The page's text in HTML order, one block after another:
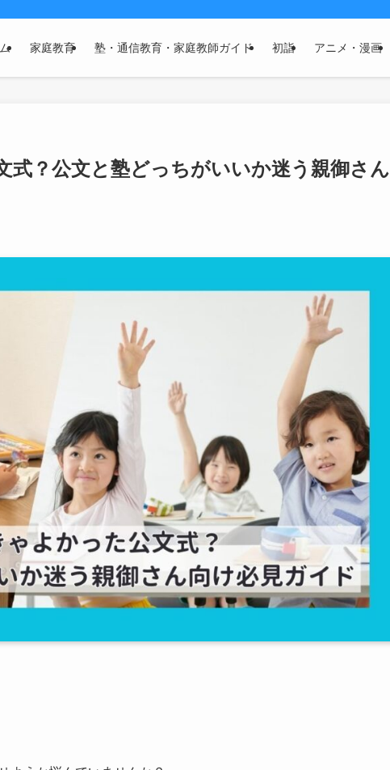
家庭教育 塾・通信教育・家庭教師ガイド 初詣 アニメ・漫画
式？公文と塾どっちがいいか迷う親御さん